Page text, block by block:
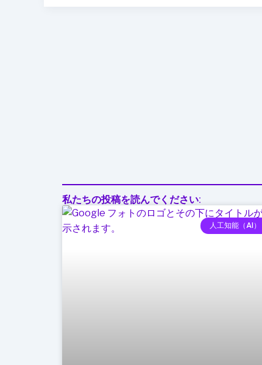
私たちの投稿を読んでください:
人工知能（AI）